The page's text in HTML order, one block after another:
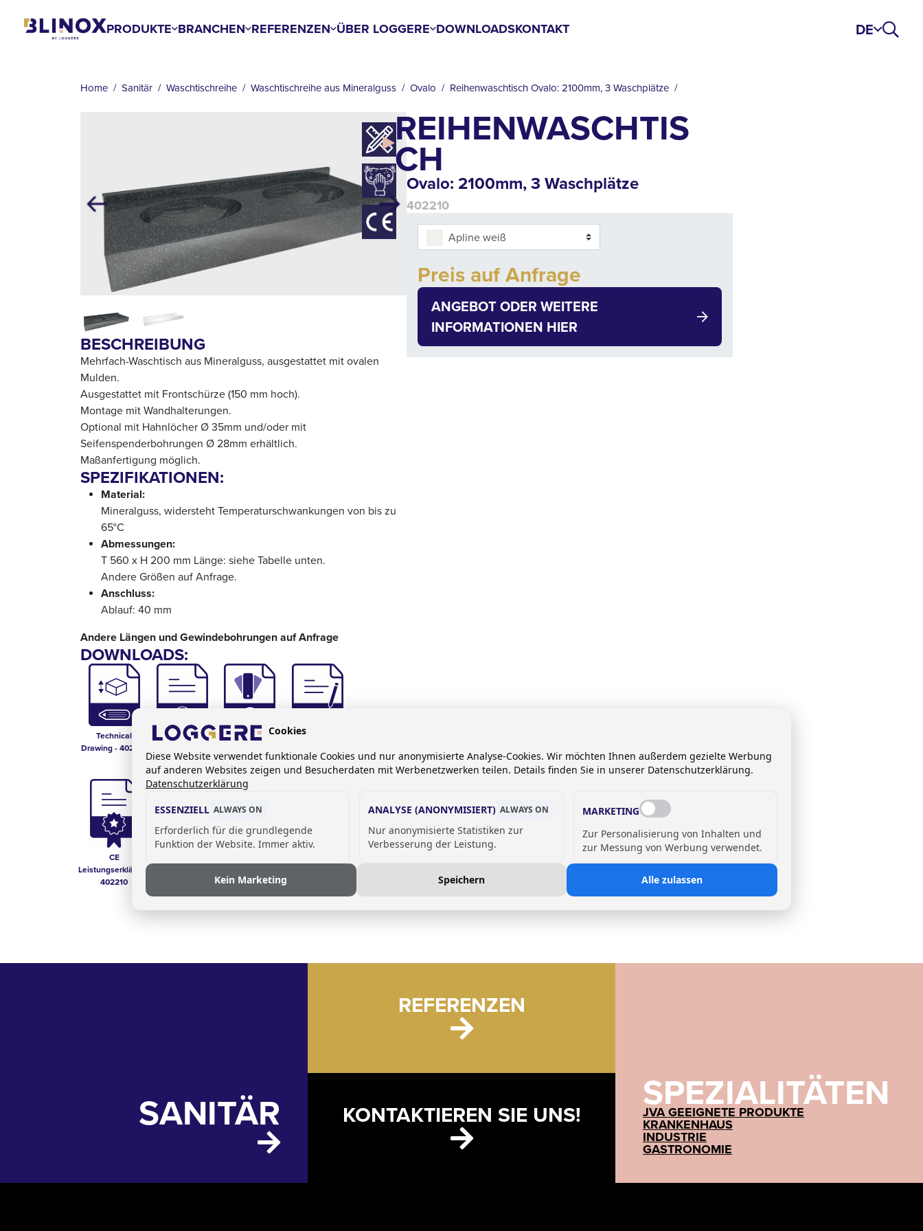
PRODUKTE BRANCHEN REFERENZEN ÜBER LOGGERE DOWNLOADSKONTAKT DE
Home Sanitär Waschtischreihe Waschtischreihe aus Mineralguss Ovalo Reihenwaschtisch Ovalo: 2100mm, 3 Waschplätze
Previous Next
BESCHREIBUNG
Mehrfach-Waschtisch aus Mineralguss, ausgestattet mit ovalen
Mulden.
Ausgestattet mit Frontschürze (150 mm hoch).
Montage mit Wandhalterungen.
Optional mit Hahnlöcher Ø 35mm und/oder mit
Seifenspenderbohrungen Ø 28mm erhältlich.
Maßanfertigung möglich.
SPEZIFIKATIONEN:
Material:
Mineralguss, widersteht Temperaturschwankungen von bis zu
65°C
Abmessungen:
T 560 x H 200 mm Länge: siehe Tabelle unten.
Andere Größen auf Anfrage.
Anschluss:
Ablauf: 40 mm
Andere Längen und Gewindebohrungen auf Anfrage
DOWNLOADS:
Technical
Drawing - 402140
Edelstahl
Loggere-Blinox
2026
Farbkarte
Anfrageformular -
aus
Polymerbeton
CE
Leistungserklärung
402210
Technisches
Datenblatt -
REIHENWASCHTIS
CH
Ovalo: 2100mm, 3 Waschplätze
402210
Apline weiß
Quantity
Add to cart
Preis auf Anfrage
ANGEBOT ODER WEITERE
INFORMATIONEN HIER
SANITÄR
REFERENZEN
KONTAKTIEREN SIE UNS! SPEZIALITÄTEN
JVA GEEIGNETE PRODUKTE
KRANKENHAUS
INDUSTRIE
GASTRONOMIE
Cookies
Diese Website verwendet funktionale Cookies und nur anonymisierte Analyse-Cookies. Wir möchten Ihnen außerdem gezielte Werbung
auf anderen Websites zeigen und Besucherdaten mit Werbenetzwerken teilen. Details finden Sie in unserer Datenschutzerklärung.
Datenschutzerklärung
ESSENZIELL ALWAYS ON
Erforderlich für die grundlegende
Funktion der Website. Immer aktiv.
ANALYSE (ANONYMISIERT) ALWAYS ON
Nur anonymisierte Statistiken zur
Verbesserung der Leistung.
MARKETING
Zur Personalisierung von Inhalten und
zur Messung von Werbung verwendet.
Kein Marketing Speichern Alle zulassen